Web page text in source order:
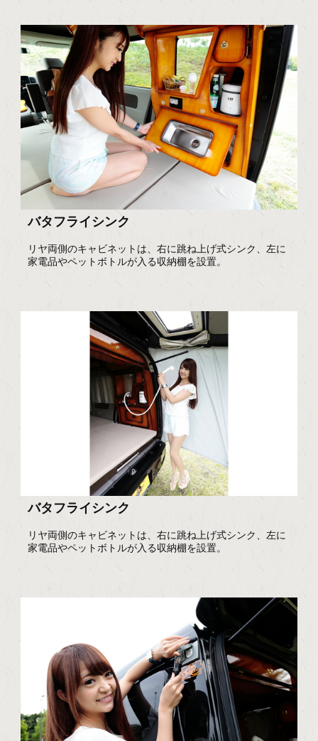
バタフライシンク
リヤ両側のキャビネットは、右に跳ね上げ式シンク、左に
家電品やペットボトルが入る収納棚を設置。
バタフライシンク
リヤ両側のキャビネットは、右に跳ね上げ式シンク、左に
家電品やペットボトルが入る収納棚を設置。